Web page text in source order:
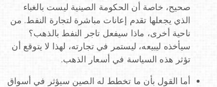
صحيح، خاصة أن الحكومة الصينية ليست بالغباء
الذي يجعلها تقدم إعانات مباشرة لتجارة النفط. من
ناحية أخرى، ماذا سيفعل تاجر النفط بالذهب؟
سيأخذه ليبيعه، ليستمر في تجارته، لهذا لا يتوقع أن
تؤثر هذه السياسة في أسعار الذهب.
أما القول بأن ما تخطط له الصين سيؤثر في أسواق